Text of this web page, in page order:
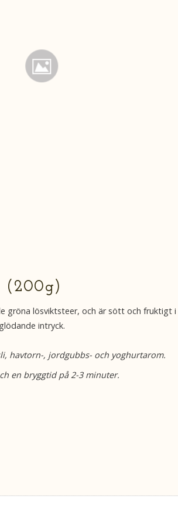
(200g)
gröna lösviktsteer, och är sött och fruktigt
intryck.
havtorn-, jordgubbs- och yoghurtarom.
en bryggtid på 2-3 minuter.